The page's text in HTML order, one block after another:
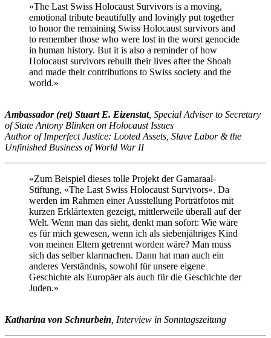
«The Last Swiss Holocaust Survivors is a moving,
emotional tribute beautifully and lovingly put together
to honor the remaining Swiss Holocaust survivors and
to remember those who were lost in the worst genocide
in human history. But it is also a reminder of how
Holocaust survivors rebuilt their lives after the Shoah
and made their contributions to Swiss society and the
world.»
Ambassador (ret) Stuart E. Eizenstat, Special Adviser to Secretary
of State Antony Blinken on Holocaust Issues
Author of Imperfect Justice: Looted Assets, Slave Labor & the
Unfinished Business of World War II
«Zum Beispiel dieses tolle Projekt der Gamaraal-
Stiftung, «The Last Swiss Holocaust Survivors». Da
werden im Rahmen einer Ausstellung Porträtfotos mit
kurzen Erklärtexten gezeigt, mittlerweile überall auf der
Welt. Wenn man das sieht, denkt man sofort: Wie wäre
es für mich gewesen, wenn ich als siebenjähriges Kind
von meinen Eltern getrennt worden wäre? Man muss
sich das selber klarmachen. Dann hat man auch ein
anderes Verständnis, sowohl für unsere eigene
Geschichte als Europäer als auch für die Geschichte der
Juden.»
Katharina von Schnurbein , Interview in Sonntagszeitung